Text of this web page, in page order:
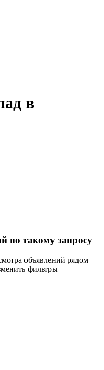
в
по такому запросу
объявлений рядом
фильтры